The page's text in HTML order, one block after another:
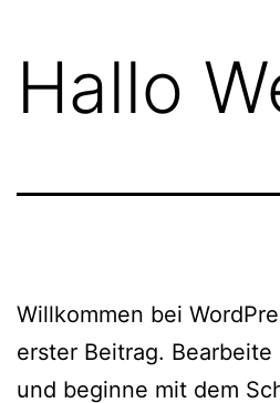
Hallo
Willkommen bei
erster Beitrag.
und beginne mit dem